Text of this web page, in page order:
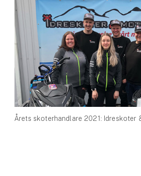
Båtförsäkring
Märkesförsäkringar
Vattenskoterförsäkring
Sportfiskarna
Djur
Hundförsäkring
Årets skoterhandlare 2021: Idreskoter